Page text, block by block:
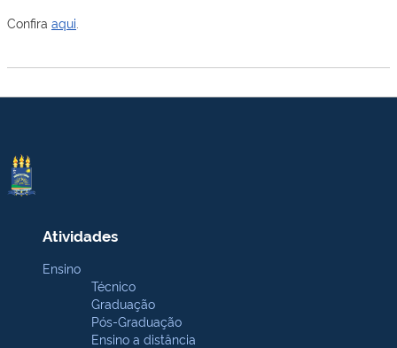
Confira aqui
Atividades
Ensino
Técnico
Graduação
Pós-Graduação
Ensino a distância